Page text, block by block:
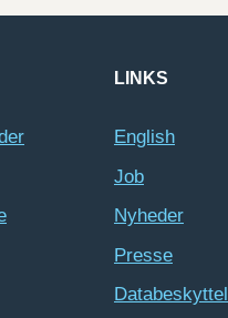
LINKS
English
Job
Nyheder
Presse